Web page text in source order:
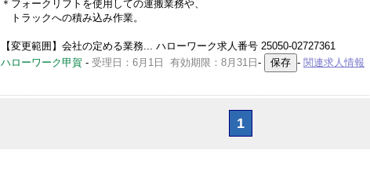
＊フォークリフトを使用しての運搬業務や、
トラックへの積み込み作業。
【変更範囲】会社の定める業務... ハローワーク求人番号 25050-02727361
ハローワーク甲賀 - 受理日：6月1日 有効期限：8月31日 - - 関連求人情報
1